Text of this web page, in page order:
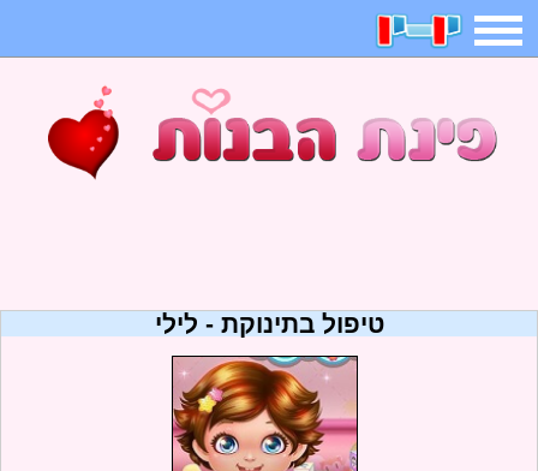
תפריט
חידות
קטנטנים
מדריכים פוקימון גו
טיפול בתינוקת - לילי